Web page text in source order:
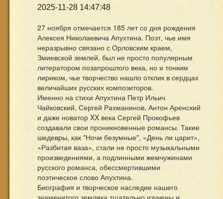
2025-11-28 14:47:48
27 ноября отмечается 185 лет со дня рождения
Алексея Николаевича Апухтина. Поэт, чье имя
неразрывно связано с Орловским краем,
Змиевской землей, был не просто популярным
литератором позапрошлого века, но и тонким
лириком, чье творчество нашло отклик в сердцах
величайших русских композиторов.
Именно на стихи Апухтина Петр Ильич
Чайковский, Сергей Рахманинов, Антон Аренский
и даже новатор XX века Сергей Прокофьев
создавали свои проникновенные романсы. Такие
шедевры, как "Ночи безумные", «День ли царит»,
«Разбитая ваза», стали не просто музыкальными
произведениями, а подлинными жемчужинами
русского романса, обессмертившими
поэтическое слово Апухтина.
Биография и творческое наследие нашего
знаменитого земляка тщательно изучены и